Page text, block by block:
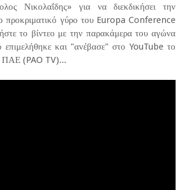
Νικολαΐδης» για να διεκδικήσει την
προκριματικό γύρο του Europa Conference
το βίντεο με την παρακάμερα του αγώνα
και "ανέβασε" στο YouTube το
ΠΑΕ (PAO TV)...